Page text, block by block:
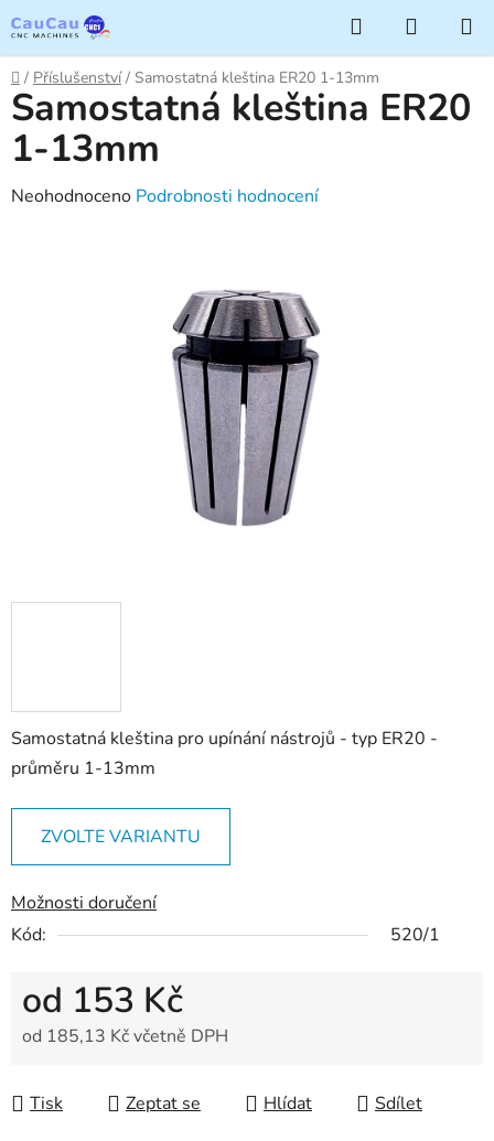
na
obsah
Hledat
KOŠÍK
Domů
/ Příslušenství / Samostatná kleština ER20 1-13mm
Samostatná kleština pro upínání nástrojů - typ ER20 -
průměru 1-13mm
ZVOLTE VARIANTU
Možnosti doručení
Kód:
520/1
od 153 Kč
od 185,13 Kčvčetně DPH
Tisk
Zeptat se Hlídat Sdílet
Samostatná kleština ER20
1-13mm
Průměrné
Neohodnoceno Podrobnosti hodnocení